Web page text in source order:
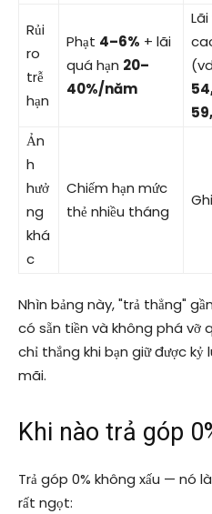
Rủi
ro
trễ
hạn
Phạt 4–6% + lãi
quá hạn 20–
40%/năm
Ản
h
hưở
ng
khá
c
Chiếm hạn mức
thẻ nhiều tháng
Nhìn bảng này, "trả thẳng"
có sẵn tiền và không phá vỡ
chỉ thắng khi bạn giữ được kỷ
mãi.
Khi nào trả góp
Trả góp 0% không xấu — nó
rất ngọt: